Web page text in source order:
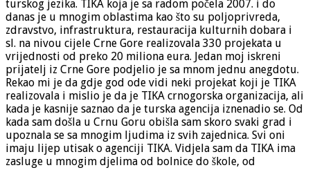
turskog jezika. TIKA koja je sa radom počela 2007. i do
danas je u mnogim oblastima kao što su poljoprivreda,
zdravstvo, infrastruktura, restauracija kulturnih dobara i
sl. na nivou cijele Crne Gore realizovala 330 projekata u
vrijednosti od preko 20 miliona eura. Jedan moj iskreni
prijatelj iz Crne Gore podjelio je sa mnom jednu anegdotu.
Rekao mi je da gdje god ode vidi neki projekat koji je TIKA
realizovala i mislio je da je TIKA crnogorska organizacija, ali
kada je kasnije saznao da je turska agencija iznenadio se. Od
kada sam došla u Crnu Goru obišla sam skoro svaki grad i
upoznala se sa mnogim ljudima iz svih zajednica. Svi oni
imaju lijep utisak o agenciji TIKA. Vidjela sam da TIKA ima
zasluge u mnogim djelima od bolnice do škole, od